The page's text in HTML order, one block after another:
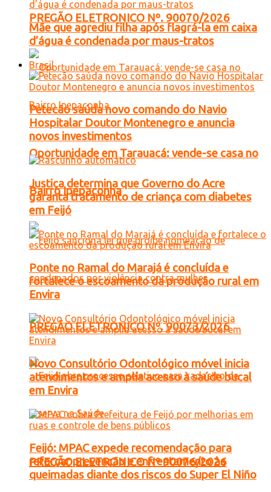
PREGÃO ELETRONICO Nº. 90070/2026
Oportunidade em Tarauacá: vende-se casa no
Bairro Ipepaconha
PREGÃO ELETRONICO Nº. 90073/2026
PREGÃO ELETRONICO Nº 90076/2026
Mãe que agrediu filha após flagrá-la em caixa
d’água é condenada por maus-tratos
Brasil
Petecão saúda novo comando do Navio
Hospitalar Doutor Montenegro e anuncia
novos investimentos
Justiça determina que Governo do Acre
garanta tratamento de criança com diabetes
em Feijó
Ponte no Ramal do Marajá é concluída e
fortalece o escoamento da produção rural em
Envira
Novo Consultório Odontológico móvel inicia
atendimentos e amplia acesso à saúde bucal
em Envira
Feijó: MPAC expede recomendação para
reforçar prevenção e enfrentamento às
queimadas diante dos riscos do Super El Niño